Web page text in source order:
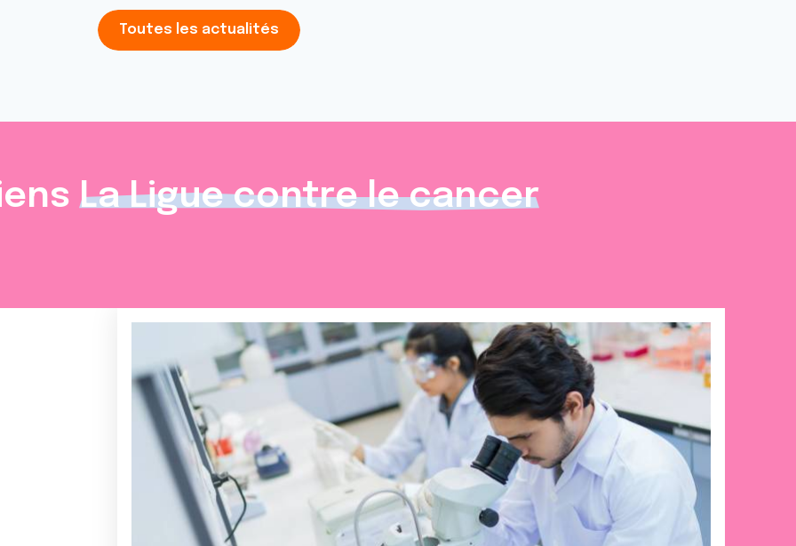
Toutes les actualités
La Ligue contre le cancer